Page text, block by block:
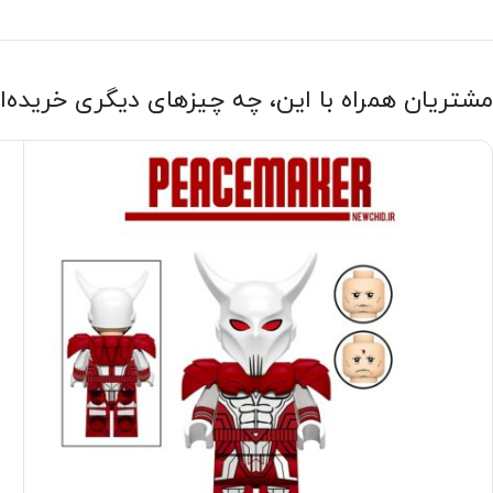
مشتریان همراه با این، چه چیزهای دیگری